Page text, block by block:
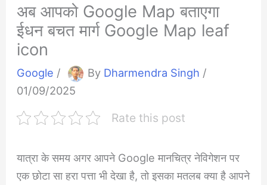
अब आपको Google Map बताएगा
ईधन बचत मार्ग Google Map leaf
icon
Google / By Dharmendra Singh /
01/09/2025
Rate this post
यात्रा के समय अगर आपने Google मानचित्र नेविगेशन पर
एक छोटा सा हरा पत्ता भी देखा है, तो इसका मतलब क्या है आपने